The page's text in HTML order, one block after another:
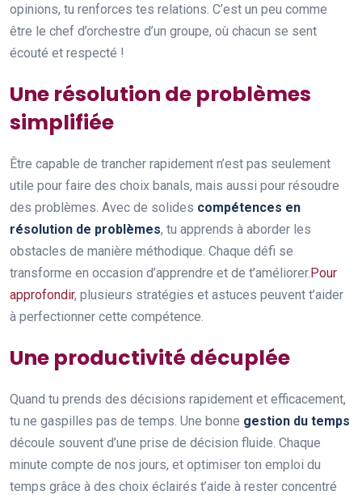
opinions, tu renforces tes relations. C’est un peu comme
être le chef d’orchestre d’un groupe, où chacun se sent
écouté et respecté !
Une résolution de problèmes
simplifiée
Être capable de trancher rapidement n’est pas seulement
utile pour faire des choix banals, mais aussi pour résoudre
des problèmes. Avec de solides compétences en
résolution de problèmes, tu apprends à aborder les
obstacles de manière méthodique. Chaque défi se
transforme en occasion d’apprendre et de t’améliorer.Pour
approfondir, plusieurs stratégies et astuces peuvent t’aider
à perfectionner cette compétence.
Une productivité décuplée
Quand tu prends des décisions rapidement et efficacement,
tu ne gaspilles pas de temps. Une bonne gestion du temps
découle souvent d’une prise de décision fluide. Chaque
minute compte de nos jours, et optimiser ton emploi du
temps grâce à des choix éclairés t’aide à rester concentré